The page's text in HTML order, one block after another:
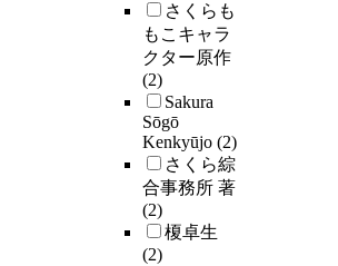
さくらも
もこキャラ
クター原作
(2)
Sakura
Sōgō
Kenkyūjo (2)
さくら綜
合事務所 著
(2)
榎卓生
(2)